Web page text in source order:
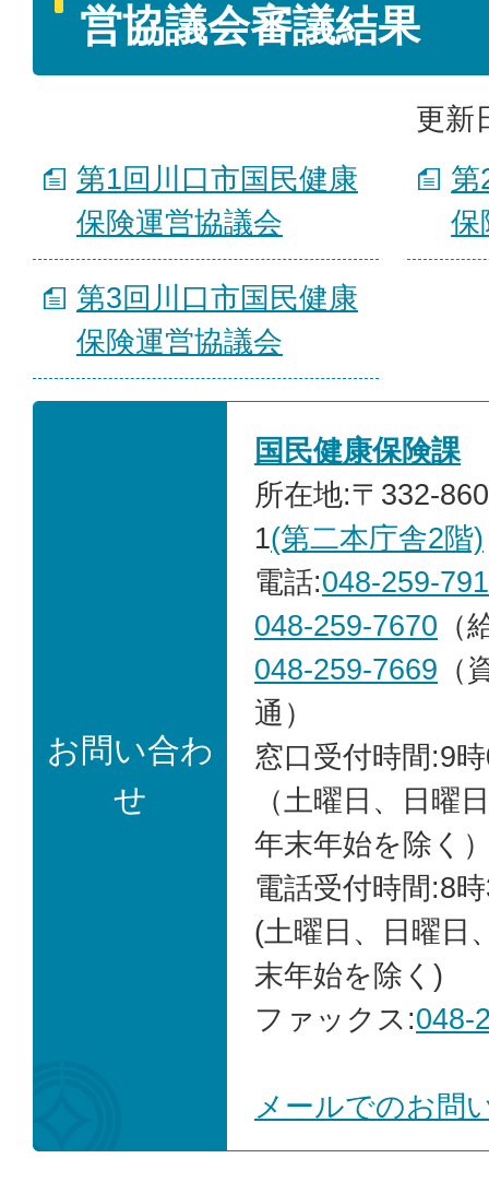
営協議会審議結果
更新
第1回川口市国民健康
保険運営協議会
第
保
第3回川口市国民健康
保険運営協議会
お問い合わ
せ
国民健康保険課
所在地:〒332-
1(第二本庁舎2階)
電話:048-259-
048-259-7670 （
048-259-7669 （
通）
窓口受付時間:9
（土曜日、日曜
年末年始を除く
電話受付時間:8
(土曜日、日曜日
末年始を除く)
ファックス:048-
メールでのお問